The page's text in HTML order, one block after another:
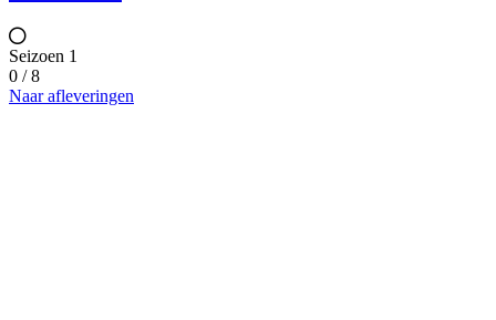
Seizoen 1
0 / 8
Naar afleveringen